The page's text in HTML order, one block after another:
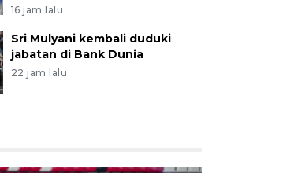
16 jam lalu
Sri Mulyani kembali duduki
jabatan di Bank Dunia
22 jam lalu